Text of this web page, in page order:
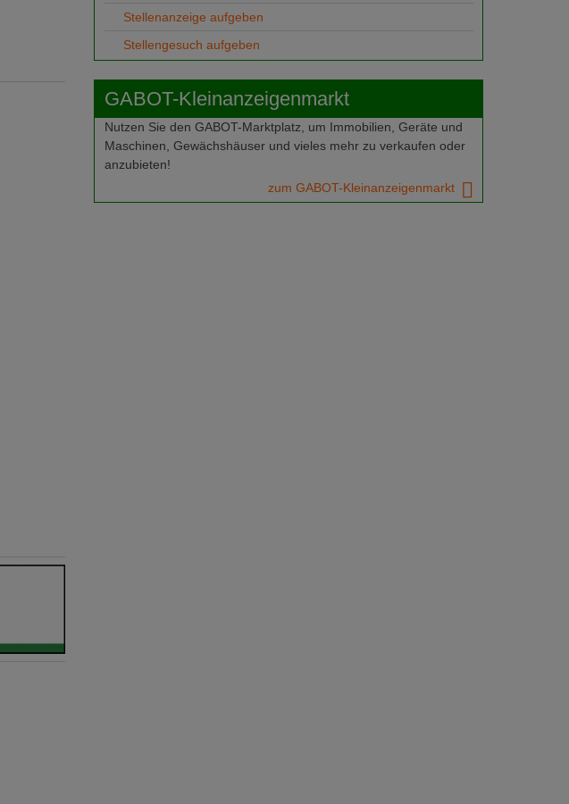
Stellenanzeige aufgeben
Stellengesuch aufgeben
GABOT-Kleinanzeigenmarkt
Nutzen Sie den GABOT-Marktplatz, um Immobilien, Geräte und
Maschinen, Gewächshäuser und vieles mehr zu verkaufen oder
anzubieten!
zum GABOT-Kleinanzeigenmarkt